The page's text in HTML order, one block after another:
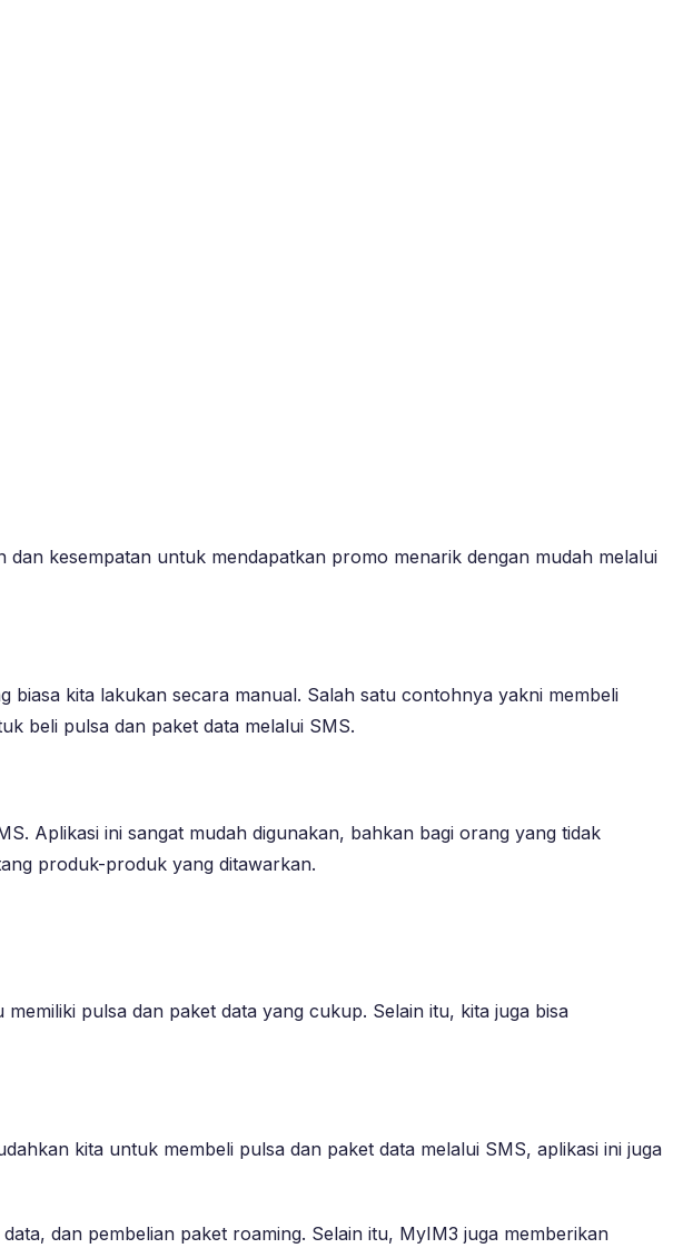
kesempatan untuk mendapatkan promo menarik dengan mudah melalui
biasa kita lakukan secara manual. Salah satu contohnya yakni membeli
beli pulsa dan paket data melalui SMS.
Aplikasi ini sangat mudah digunakan, bahkan bagi orang yang tidak
produk-produk yang ditawarkan.
pulsa dan paket data yang cukup. Selain itu, kita juga bisa
kita untuk membeli pulsa dan paket data melalui SMS, aplikasi ini juga
dan pembelian paket roaming. Selain itu, MyIM3 juga memberikan